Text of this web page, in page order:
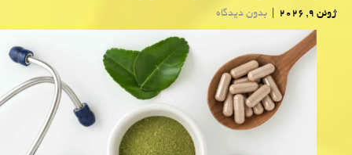
ژوئن 9, 2026 | بدون دیدگاه